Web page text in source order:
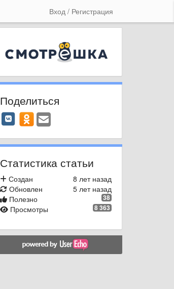
Вход / Регистрация
Поделиться
Статистика статьи
8 лет назад
Создан
5 лет назад
Обновлен
38
Полезно
8 363
Просмотры